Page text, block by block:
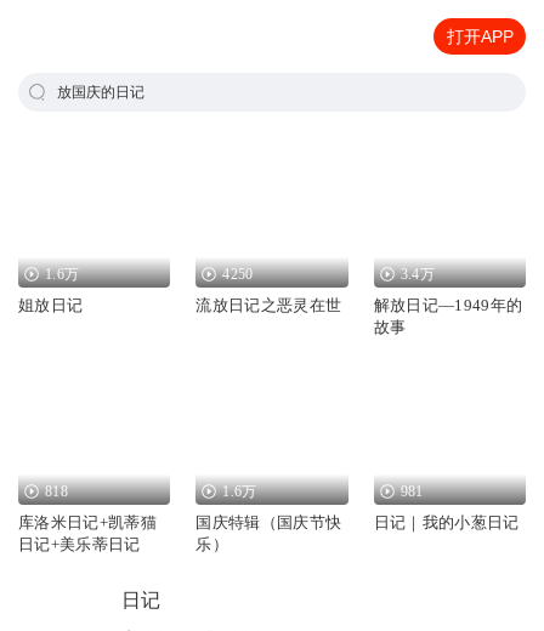
打开APP
放国庆的日记
1.6万
姐放日记
4250
流放日记之恶灵在世
3.4万
解放日记—1949年的
故事
818
库洛米日记+凯蒂猫
日记+美乐蒂日记
1.6万
国庆特辑（国庆节快
乐）
981
日记｜我的小葱日记
日记